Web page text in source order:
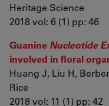
Heritage Science
2018 vol: 6 (1) pp: 46
Guanine Nucleotide
involved in floral
Huang J, Liu H,
Rice
2018 vol: 11 (1) pp: 42